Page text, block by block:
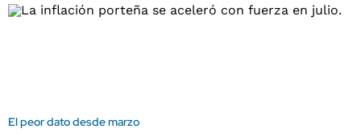
El peor dato desde marzo